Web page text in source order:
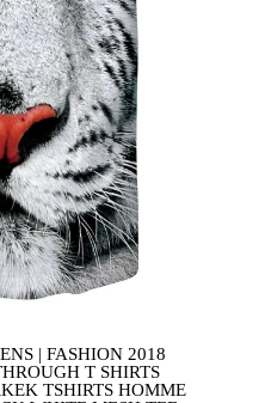
| FASHION 2018
T SHIRTS
TSHIRTS HOMME